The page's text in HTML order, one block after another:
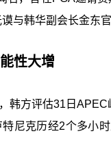
与韩华副会长金东
性大增
韩方评估31日
尼克历经2个多小